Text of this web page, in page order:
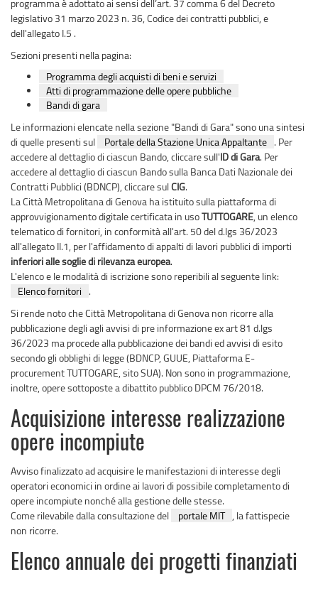
programma è adottato ai sensi dell’art. 37 comma 6 del Decreto
legislativo 31 marzo 2023 n. 36, Codice dei contratti pubblici, e
dell'allegato I.5 .
Sezioni presenti nella pagina:
Programma degli acquisti di beni e servizi
Atti di programmazione delle opere pubbliche
Bandi di gara
Le informazioni elencate nella sezione "Bandi di Gara" sono una sintesi
di quelle presenti sul
Portale della Stazione Unica Appaltante . Per
accedere al dettaglio di ciascun Bando, cliccare sull'ID di Gara. Per
accedere al dettaglio di ciascun Bando sulla Banca Dati Nazionale dei
Contratti Pubblici (BDNCP), cliccare sulCIG.
La Città Metropolitana di Genova ha istituito sulla piattaforma di
approvvigionamento digitale certificata in usoTUTTOGARE , un elenco
telematico di fornitori, in conformità all'art. 50 del d.lgs 36/2023
all'allegato II.1, per l'affidamento di appalti di lavori pubblici di importi
inferiori alle soglie di rilevanza europea.
L'elenco e le modalità di iscrizione sono reperibili al seguente link:
Elenco fornitori
.
Si rende noto che Città Metropolitana di Genova non ricorre alla
pubblicazione degli agli avvisi di pre informazione ex art 81 d.lgs
36/2023 ma procede alla pubblicazione dei bandi ed avvisi di esito
secondo gli obblighi di legge (BDNCP, GUUE, Piattaforma E-
procurement TUTTOGARE, sito SUA). Non sono in programmazione,
inoltre, opere sottoposte a dibattito pubblico DPCM 76/2018.
Acquisizione interesse realizzazione
opere incompiute
Avviso finalizzato ad acquisire le manifestazioni di interesse degli
operatori economici in ordine ai lavori di possibile completamento di
opere incompiute nonché alla gestione delle stesse.​
Come rilevabile dalla consultazione del
portale MIT
, la fattispecie
non ricorre.​ ​
Elenco annuale dei progetti finanziati